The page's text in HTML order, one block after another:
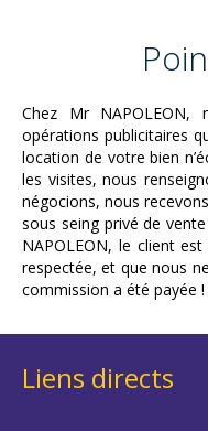
Chez Mr NAPOLEON,
opérations publicitaires
location de votre bien
les visites, nous
négocions, nous
sous seing privé de
NAPOLEON, le client
respectée, et que nous
commission a été payée !
Liens directs